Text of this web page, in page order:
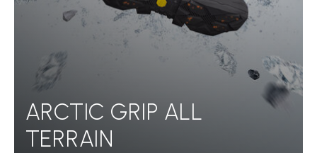
ARCTIC GRIP ALL
TERRAIN